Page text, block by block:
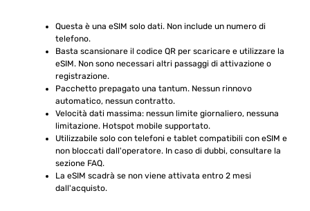
Questa è una eSIM solo dati. Non include un numero di
telefono.
Basta scansionare il codice QR per scaricare e utilizzare la
eSIM. Non sono necessari altri passaggi di attivazione o
registrazione.
Pacchetto prepagato una tantum. Nessun rinnovo
automatico, nessun contratto.
Velocità dati massima: nessun limite giornaliero, nessuna
limitazione. Hotspot mobile supportato.
Utilizzabile solo con telefoni e tablet compatibili con eSIM e
non bloccati dall'operatore. In caso di dubbi, consultare la
sezione FAQ.
La eSIM scadrà se non viene attivata entro 2 mesi
dall'acquisto.